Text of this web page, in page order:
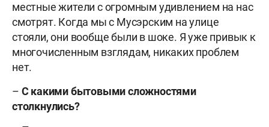
местные жители с огромным удивлением на нас
смотрят. Когда мы с Мусэрским на улице
стояли, они вообще были в шоке. Я уже привык к
многочисленным взглядам, никаких проблем
нет.
– С какими бытовыми сложностями
столкнулись?